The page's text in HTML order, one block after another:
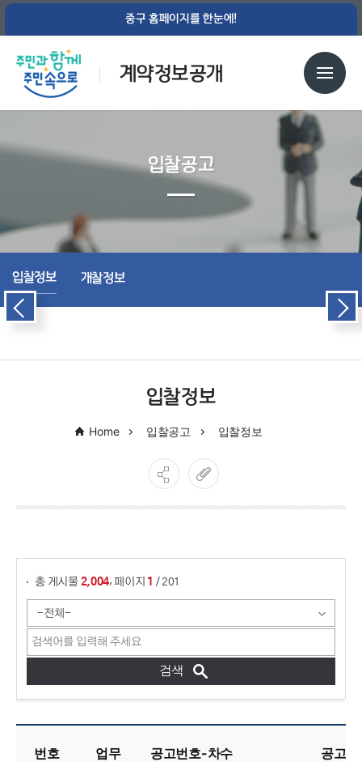
중구 홈페이지를 한눈에!
계약정보공개
입찰공고
입찰정보 개찰정보
입찰정보
Home 입찰공고 입찰정보
총 게시물 2,004, 페이지 1 / 201
입찰공고 관리 목록 - 번호, 제목, 작성자, 조회수, 등록일 첨부파일 정보 제공
번호 업무 공고번호-차수 공고명